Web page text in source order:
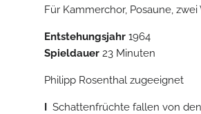
Für Kammerchor, Posaune,
Entstehungsjahr1964
Spieldauer23 Minuten
Philipp Rosenthal zugeeignet
ISchattenfrüchte fallen von